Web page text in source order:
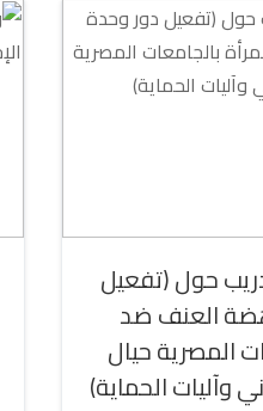
حول (تفعيل
العنف ضد
المصرية حيال
وآليات الحماية)